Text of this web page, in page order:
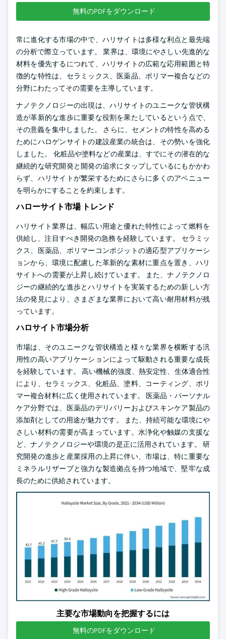
無料のPDFをダウンロード
常に進化する市場の中で、ハリサイトは多様な利点と最先端
の分析で際立っています。 業界は、環境にやさしい先進的な
材料を優先するにつれて、ハリサイトの広範な応用範囲と特
徴的な特性は、セラミックス、医薬品、ポリマー複合などの
分野にわたってその需要を主導しています。
ナノテクノロジーの出現は、ハリサイトのユニークな管状構
造が革新的な進歩に重要な役割を果たしているという点で、
その意義を集中しました。 さらに、セメントの特性を高める
ためにハロゲンサイトの建設産業の統合は、その勢いを強化
しました。 化粧品や塗料などの産業は、すでにその潜在的な
継続的な研究開発と開発の追求にタップしているにもかかわ
らず、ハリサイトが繁栄するためにさらに多くのアベニュー
を明らかにすることを約束します。
ハローサイト市場 トレンド
ハリサイト業界は、幅広い用途と優れた特性によって燃料を
供給し、注目すべき開発の急務を経験しています。 セラミッ
クス、医薬品、ポリマーコンポジットの適応型アプリケーシ
ョンから、環境に配慮した革新的な素材に重点を置き、ハリ
サイトへの需要が上昇し続けています。 また、ナノテクノロ
ジーの継続的な進歩とハリサイトを実装するための新しい方
法の発見により、さまざまな業界において高い耐用材料が残
っています。
ハロサイト市場分析
市場は、そのユニークな管状構造と様々な業界を横断する汎
用性の高いアプリケーションによって駆動される重要な成長
を経験しています。 高い機械的強度、熱安定性、生体適合性
により、セラミックス、化粧品、塗料、コーティング、ポリ
マー複合材料に広く使用されています。 医薬品・パーソナル
ケア分野では、医薬品のデリバリーおよびスキンケア製品の
添加剤としての用途が魅力です。 また、持続可能な環境にや
さしい材料の需要が高まっています。水浄化や触媒の支援な
ど、ナノテクノロジーや環境の是正に活用されています。 研
究開発の進歩と産業採用の上昇に伴い、市場は、特に重要な
ミネラルリザーブと強力な製造拠点を持つ地域で、堅牢な成
長のために供給されています。
主要な市場動向を把握するには
無料のPDFをダウンロード